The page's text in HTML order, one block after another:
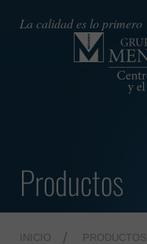
La calidad es lo primero
Productos
INICIO PRODUCTOS